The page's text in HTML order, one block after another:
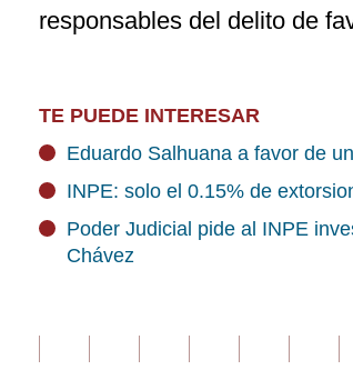
responsables del delito de
TE PUEDE INTERESAR
Eduardo Salhuana a favor de
INPE: solo el 0.15% de
Poder Judicial pide al INPE
Chávez